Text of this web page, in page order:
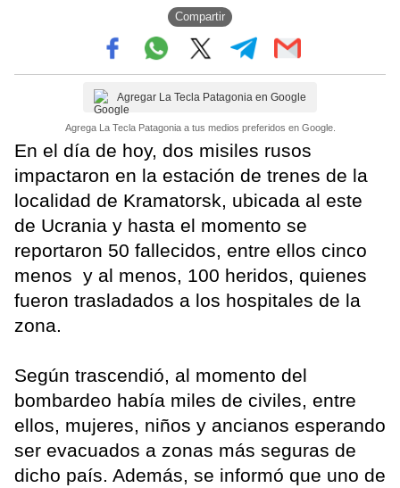
Compartir
Agregar La Tecla Patagonia en Google
Agrega La Tecla Patagonia a tus medios preferidos en Google.
En el día de hoy, dos misiles rusos
impactaron en la estación de trenes de la
localidad de Kramatorsk, ubicada al este
de Ucrania y hasta el momento se
reportaron 50 fallecidos, entre ellos cinco
menos y al menos, 100 heridos, quienes
fueron trasladados a los hospitales de la
zona.
Según trascendió, al momento del
bombardeo había miles de civiles, entre
ellos, mujeres, niños y ancianos esperando
ser evacuados a zonas más seguras de
dicho país. Además, se informó que uno de